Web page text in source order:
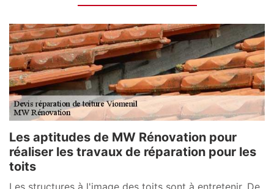
Les aptitudes de MW Rénovation pour
réaliser les travaux de réparation pour les
toits
Les structures à l'image des toits sont à entretenir. De